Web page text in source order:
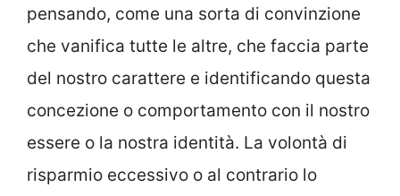
pensando, come una sorta di convinzione
che vanifica tutte le altre, che faccia parte
del nostro carattere e identificando questa
concezione o comportamento con il nostro
essere o la nostra identità. La volontà di
risparmio eccessivo o al contrario lo